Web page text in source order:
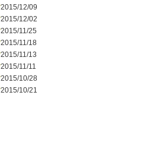
2015/12/09
2015/12/02
2015/11/25
2015/11/18
2015/11/13
2015/11/11
2015/10/28
2015/10/21